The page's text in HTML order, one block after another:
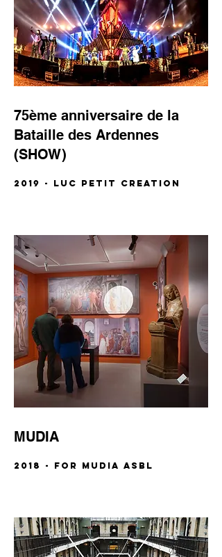
75ème anniversaire de la
Bataille des Ardennes
(SHOW)
2019 - LUC PETIT CREATION
MUDIA
2018 - FOR MUDIA ASBL